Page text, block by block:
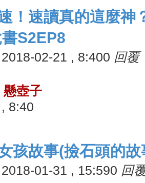
！速讀真的這麼神
S2EP8
2018-02-21 , 8:400 回覆
懸壺子
8:40
孩故事(撿石頭的故
2018-01-31 , 15:590 回